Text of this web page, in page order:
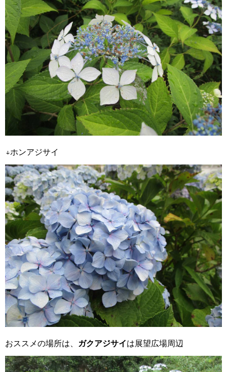
↓ホンアジサイ
おススメの場所は、 ガクアジサイは展望広場周辺